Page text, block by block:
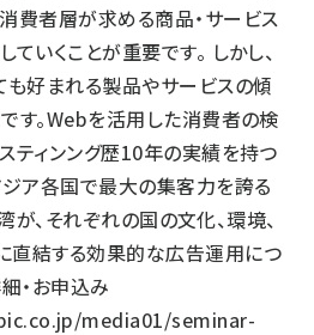
費者層が求める商品・サービス
いくことが重要です。 しかし、
も好まれる製品やサービスの傾
す。Webを活用した消費者の検
ティンング歴10年の実績を持つ
ジア各国で最大の集客力を誇る
、それぞれの国の文化、環境、
直結する効果的な広告運用につ
・お申込み
media01/seminar-